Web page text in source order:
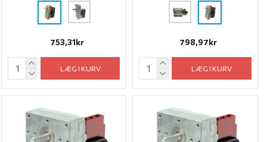
753,31kr
LÆG I KURV
798,97kr
LÆG I KURV